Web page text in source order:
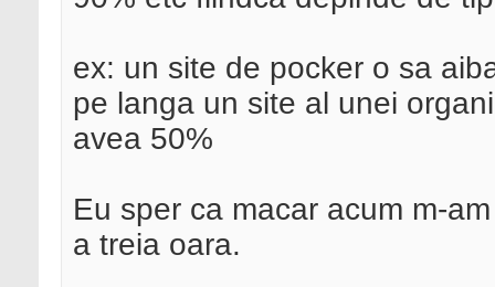
ex: un site de pocker o sa
pe langa un site al unei
avea 50%
Eu sper ca macar acum m-
a treia oara.